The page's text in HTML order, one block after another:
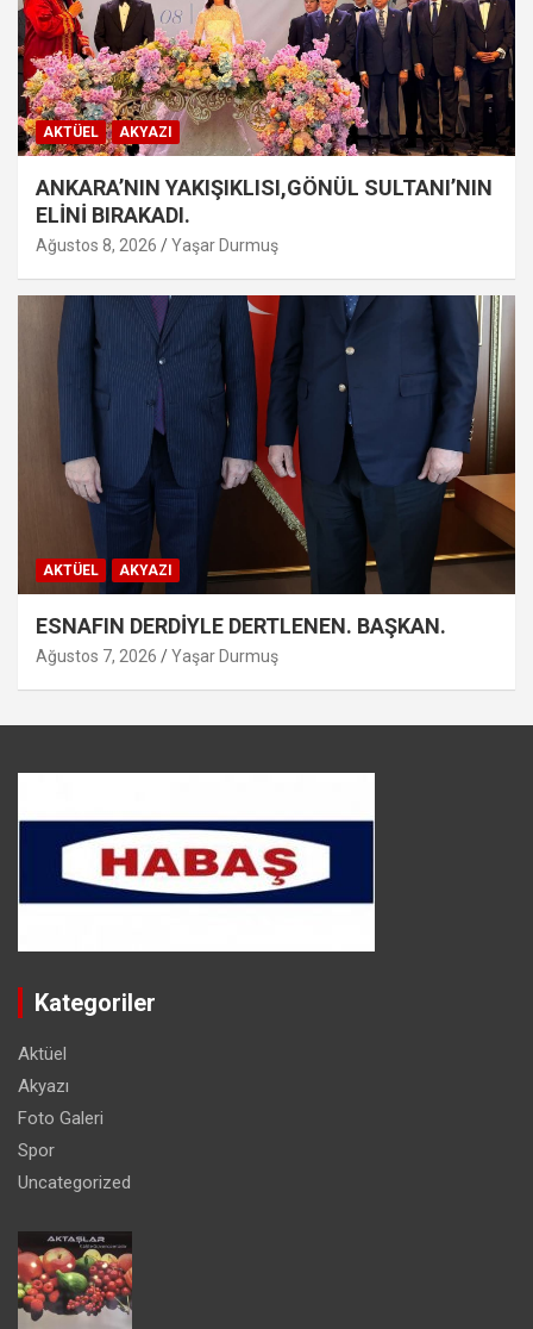
AKTÜEL AKYAZI
ANKARA’NIN YAKIŞIKLISI,GÖNÜL SULTANI’NIN
ELİNİ BIRAKADI.
Ağustos 8, 2026 Yaşar Durmuş
AKTÜEL AKYAZI
ESNAFIN DERDİYLE DERTLENEN. BAŞKAN.
Ağustos 7, 2026 Yaşar Durmuş
Kategoriler
Aktüel
Akyazı
Foto Galeri
Spor
Uncategorized